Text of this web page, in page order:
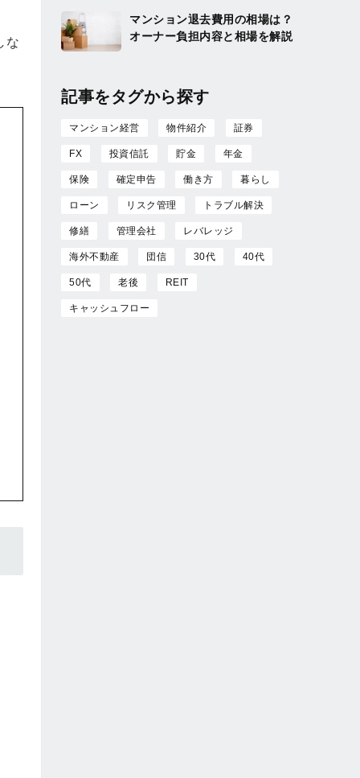
な
マンション退去費用の相場は？
オーナー負担内容と相場を解説
記事をタグから探す
マンション経営 物件紹介 証券
FX 投資信託 貯金 年金
保険 確定申告 働き方 暮らし
ローン リスク管理 トラブル解決
修繕 管理会社 レバレッジ
海外不動産 団信 30代 40代
50代 老後 REIT
キャッシュフロー